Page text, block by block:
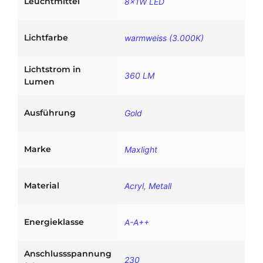
M
Lichtfarbe warmweiss (3.000K)
Lichtstrom in
Lumen
360 LM
Ausführung Gold
Marke Maxlight
Material Acryl,Metall
Energieklasse A-A++
Anschlussspannung
230